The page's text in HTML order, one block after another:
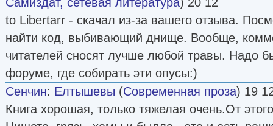
to Libertarr - скачал из-за вашего отзыва.
найти код, выбивающий днище. Вообще,
читателей сносят лучше любой травы. Надо
форуме, где собирать эти опусы:)
Сенчин: Елтышевы (Современная проза) 19
Книга хорошая, только тяжелая очень.От